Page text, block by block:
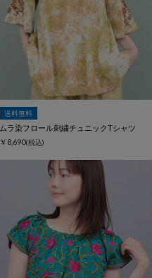
送料無料
ムラ染フロール刺繍チュニックTシャツ
￥8,690(税込)